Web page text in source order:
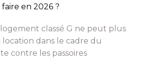
en 2026 ?
classé G ne peut plus
dans le cadre du
contre les passoires